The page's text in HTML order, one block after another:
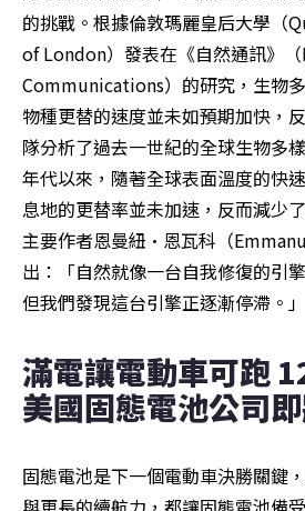
的挑戰。根據倫敦瑪麗皇后大學（
of London）發表在《自然通訊》
Communications）的研究，生物
物種更替的速度並未如預期加快，
隊分析了過去一世紀的全球生物多
年代以來，隨著全球表面溫度的快
息地的更替率並未加速，反而減少
主要作者恩曼紐·恩瓦科（
出：「自然就像一台自我修復的引
但我們發現這台引擎正逐漸停滯。
滿電讓電動車可跑
美國固態電池公司
固態電池是下一個電動車決勝關鍵